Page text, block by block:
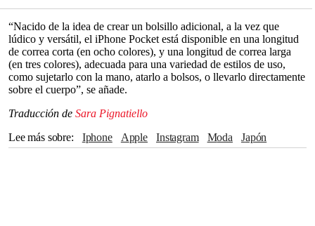
“Nacido de la idea de crear un bolsillo adicional, a la vez que
lúdico y versátil, el iPhone Pocket está disponible en una longitud
de correa corta (en ocho colores), y una longitud de correa larga
(en tres colores), adecuada para una variedad de estilos de uso,
como sujetarlo con la mano, atarlo a bolsos, o llevarlo directamente
sobre el cuerpo”, se añade.
Traducción de Sara Pignatiello
Lee más sobre
Iphone apple Instagram Moda Japón